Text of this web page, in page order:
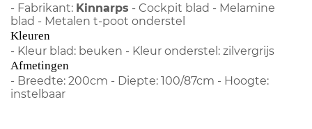
- Fabrikant: Kinnarps - Cockpit blad - Melamine
blad - Metalen t-poot onderstel
Kleuren
- Kleur blad: beuken - Kleur onderstel: zilvergrijs
Afmetingen
- Breedte: 200cm - Diepte: 100/87cm - Hoogte:
instelbaar